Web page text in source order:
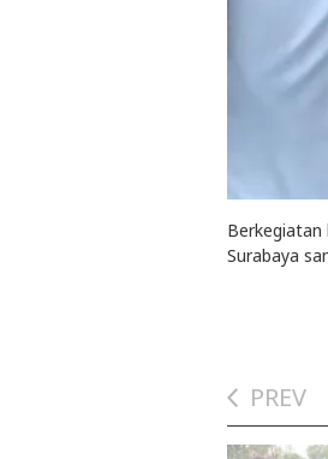
Berkegiatan
Surabaya
PREV